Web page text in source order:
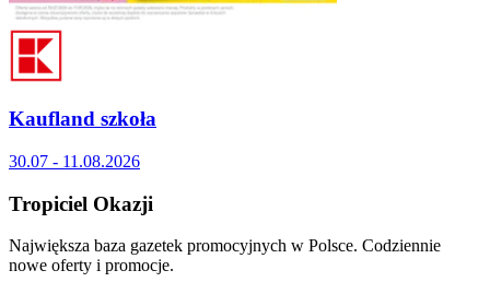
Kaufland szkoła
30.07 - 11.08.2026
Tropiciel Okazji
Największa baza gazetek promocyjnych w Polsce. Codziennie
nowe oferty i promocje.